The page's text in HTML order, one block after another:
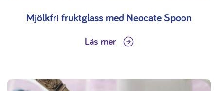
Mjölkfri fruktglass med Neocate Spoon
Läs mer